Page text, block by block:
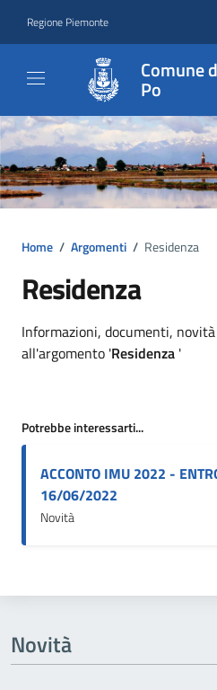
Regione Piemonte
Comune
Po
Home / Argomenti / Residenza
Residenza
Dettagli
Informazioni, documenti,
all'argomento 'Residenza '
Potrebbe interessarti...
ACCONTO IMU 2022 -
16/06/2022
Novità
Novità